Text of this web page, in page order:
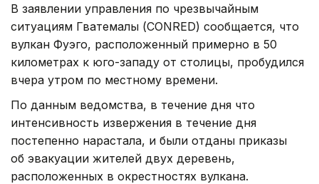
В заявлении управления по чрезвычайным
ситуациям Гватемалы (CONRED) сообщается, что
вулкан Фуэго, расположенный примерно в 50
километрах к юго-западу от столицы, пробудился
вчера утром по местному времени.
По данным ведомства, в течение дня что
интенсивность извержения в течение дня
постепенно нарастала, и были отданы приказы
об эвакуации жителей двух деревень,
расположенных в окрестностях вулкана.